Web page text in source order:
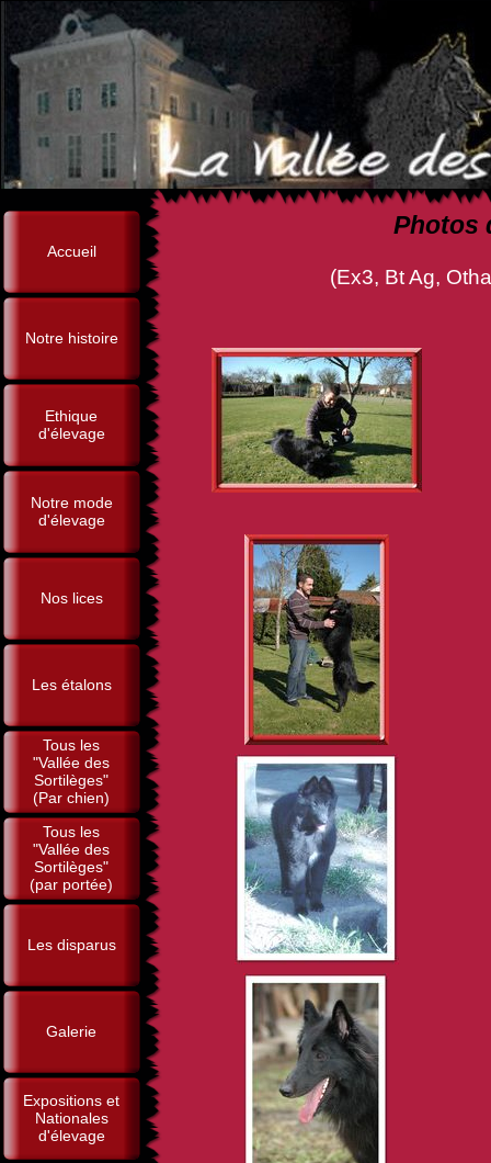
Accueil
Notre histoire
Ethique
d'élevage
Notre mode
d'élevage
Nos lices
Les étalons
Tous les
"Vallée des
Sortilèges"
(Par chien)
Tous les
"Vallée des
Sortilèges"
(par portée)
Les disparus
Galerie
Expositions et
Nationales
d'élevage
Photos
(Ex3, Bt Ag, Othain de la